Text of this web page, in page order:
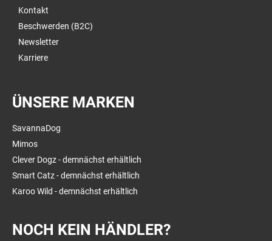
Kontakt
Beschwerden (B2C)
Newsletter
Karriere
ÜNSERE MARKEN
SavannaDog
Mimos
Clever Dogz - demnächst erhältlich
Smart Catz - demnächst erhältlich
Karoo Wild - demnächst erhältlich
NOCH KEIN HÄNDLER?